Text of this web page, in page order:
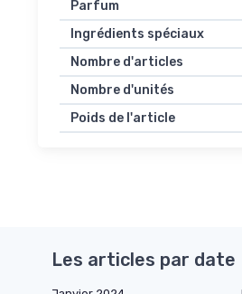
Parfum
Ingrédients spéciaux
Nombre d'articles
Nombre d'unités
Poids de l'article
Les articles par date